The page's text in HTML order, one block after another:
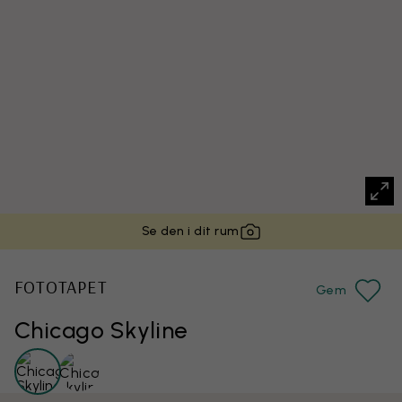
Se den i dit rum
Chicago Skyline
FOTOTAPET Gem